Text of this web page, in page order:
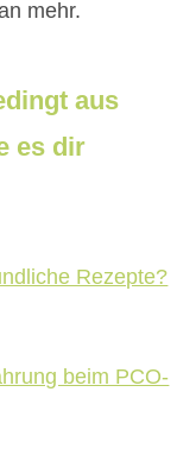
mehr.
aus
es dir
Rezepte?
beim PCO-